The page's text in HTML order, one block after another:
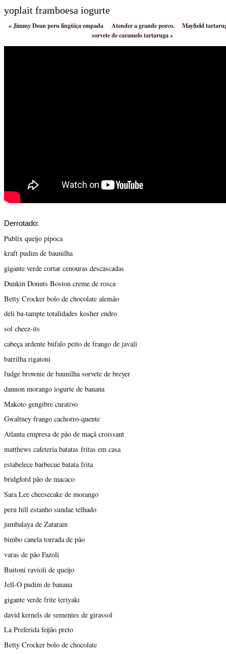
yoplait framboesa iogurte
«Jimmy Dean peru lingüiça empada Atender a grande porco.
Mayfield
sorvete de caramelo tartaruga»
Derrotado:
Publix queijo pipoca
kraft pudim de baunilha
gigante verde cortar cenouras descascadas
Dunkin Donuts Boston creme de rosca
Betty Crocker bolo de chocolate alemão
deli ba-tampte totalidades kosher endro
sol cheez-its
cabeça ardente búfalo peito de frango de javali
barrilha rigatoni
fudge brownie de baunilha sorvete de breyer
dannon morango iogurte de banana
Makoto gengibre curativo
Gwaltney frango cachorro-quente
Atlanta empresa de pão de maçã croissant
matthews cafeteria batatas fritas em casa
estabelece barbecue batata frita
bridgford pão de macaco
Sara Lee cheesecake de morango
peru hill estanho sundae telhado
jumbalaya de Zatarain
bimbo canela torrada de pão
varas de pão Fazoli
Buitoni ravioli de queijo
Jell-O pudim de banana
gigante verde frite teriyaki
david kernels de sementes de girassol
La Preferida feijão preto
Betty Crocker bolo de chocolate